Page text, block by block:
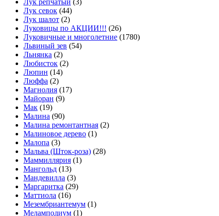
Лук севок (44)
Лук шалот (2)
Луковицы по АКЦИИ!!! (26)
Луковичные и многолетние (1780)
Львиный зев (54)
Льнянка (2)
Любисток (2)
Люпин (14)
Люффа (2)
Магнолия (17)
Майоран (9)
Мак (19)
Малина (90)
Малина ремонтантная (2)
Малиновое дерево (1)
Малопа (3)
Мальва (Шток-роза) (28)
Маммиллярия (1)
Мангольд (13)
Мандевилла (3)
Маргаритка (29)
Маттиола (16)
Мезембриантемум (1)
Меламподиум (1)